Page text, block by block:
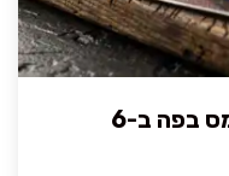
הנתח הממכר בתנור: רך ונמס בפה ב-6